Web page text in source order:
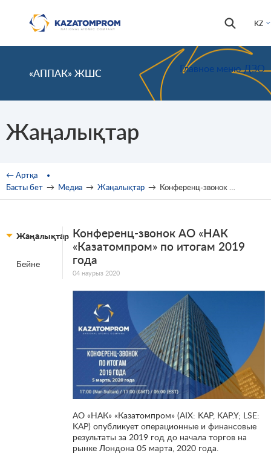
KZ
Іздестіру
«АППАК» ЖШС Главное меню ДЗО
Жаңалықтар
You are here
← Артқа
Басты бет → Медиа → Жаңалықтар → Конференц-звонок АО «НАК «Казатомпром» по итогам 2019 года
Жаңалықтар
Бейне
Конференц-звонок АО «НАК
«Казатомпром» по итогам 2019
года
04 наурыз 2020
АО «НАК» «Казатомпром» (AIX: KAP, KAP.Y; LSE:
KAP) опубликует операционные и финансовые
результаты за 2019 год до начала торгов на
рынке Лондона 05 марта, 2020 года.